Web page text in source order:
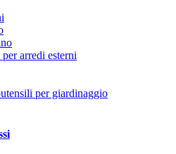
arredi esterni
per giardinaggio